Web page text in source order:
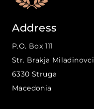
Address
P.O. Box 111
Str. Brakja Miladinovci
6330 Struga
Macedonia